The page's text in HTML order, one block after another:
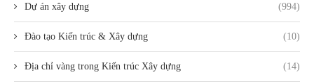
Dự án xây dựng (994)
Đào tạo Kiến trúc & Xây dựng (10)
Địa chỉ vàng trong Kiến trúc Xây dựng (14)